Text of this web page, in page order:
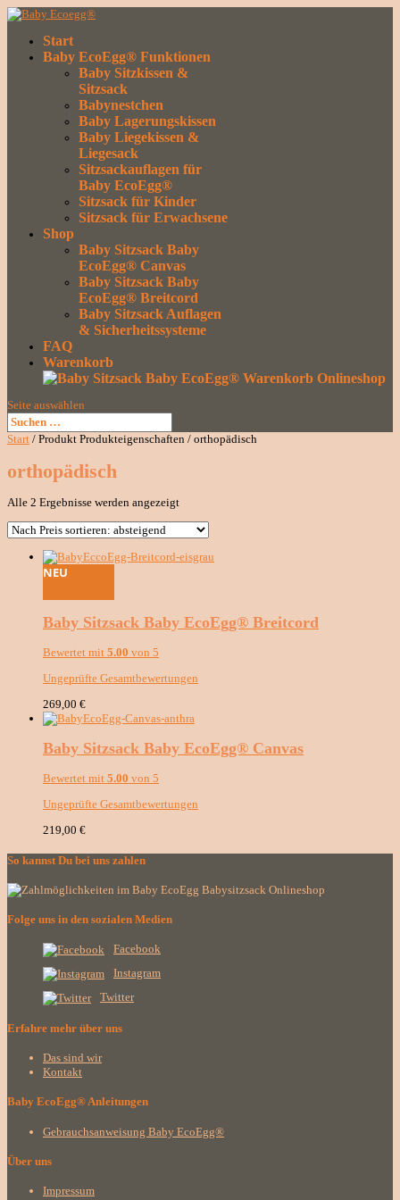
Start
Baby EcoEgg® Funktionen
Baby Sitzkissen &
Sitzsack
Babynestchen
Baby Lagerungskissen
Baby Liegekissen &
Liegesack
Sitzsackauflagen für
Baby EcoEgg®
Sitzsack für Kinder
Sitzsack für Erwachsene
Shop
Baby Sitzsack Baby
EcoEgg® Canvas
Baby Sitzsack Baby
EcoEgg® Breitcord
Baby Sitzsack Auflagen
& Sicherheitssysteme
FAQ
Warenkorb
Seite auswählen
Start / Produkt Produkteigenschaften / orthopädisch
orthopädisch
Alle 2 Ergebnisse werden angezeigtNach
sortiert:
NEU
Baby Sitzsack Baby EcoEgg® Breitcord
Bewertet mit 5.00 von 5
Ungeprüfte Gesamtbewertungen
269,00 €
Baby Sitzsack Baby EcoEgg® Canvas
Bewertet mit 5.00 von 5
Ungeprüfte Gesamtbewertungen
219,00 €
So kannst Du bei uns zahlen
Folge uns in den sozialen Medien
Facebook
Instagram
Twitter
Erfahre mehr über uns
Das sind wir
Kontakt
Baby EcoEgg® Anleitungen
Gebrauchsanweisung Baby EcoEgg®
Über uns
Impressum